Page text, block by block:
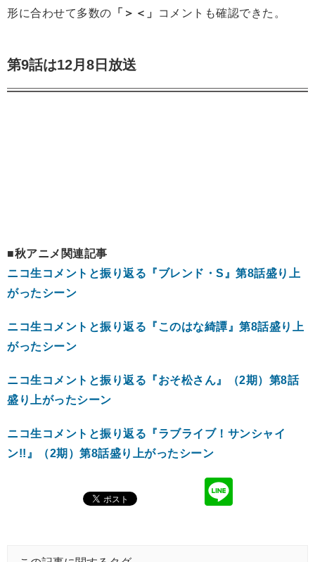
形に合わせて多数の 「＞＜」 コメントも確認できた。
第9話は12月8日放送
■秋アニメ関連記事
ニコ生コメントと振り返る『ブレンド・S』第8話盛り上
がったシーン
ニコ生コメントと振り返る『このはな綺譚』第8話盛り上
がったシーン
ニコ生コメントと振り返る『おそ松さん』（2期）第8話
盛り上がったシーン
ニコ生コメントと振り返る『ラブライブ！サンシャイ
ン!!』（2期）第8話盛り上がったシーン